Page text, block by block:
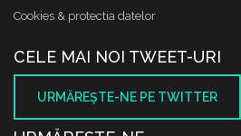
Cookies & protectia datelor
CELE MAI NOI TWEET-URI
URMĂREŞTE-NE PE TWITTER